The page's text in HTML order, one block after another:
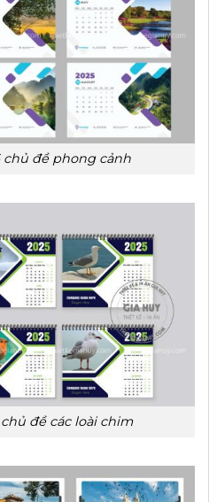
chủ đề phong cảnh
đề các loài chim